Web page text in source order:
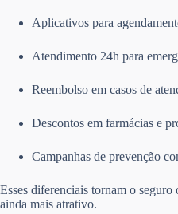
Aplicativos para
Atendimento 24h para
Reembolso em casos de
Descontos em farmácias e
Campanhas de prevenção
Esses diferenciais tornam o
ainda mais atrativo.